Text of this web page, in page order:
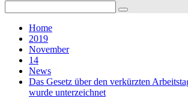
for:
Home
2019
November
14
News
Das Gesetz über den verkürzten
wurde unterzeichnet